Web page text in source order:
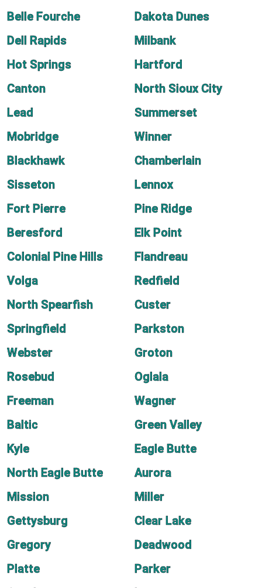
Belle Fourche
Dakota Dunes
Dell Rapids
Milbank
Hot Springs
Hartford
Canton
North Sioux City
Lead
Summerset
Mobridge
Winner
Blackhawk
Chamberlain
Sisseton
Lennox
Fort Pierre
Pine Ridge
Beresford
Elk Point
Colonial Pine Hills
Flandreau
Volga
Redfield
North Spearfish
Custer
Springfield
Parkston
Webster
Groton
Rosebud
Oglala
Freeman
Wagner
Baltic
Green Valley
Kyle
Eagle Butte
North Eagle Butte
Aurora
Mission
Miller
Gettysburg
Clear Lake
Gregory
Deadwood
Platte
Parker